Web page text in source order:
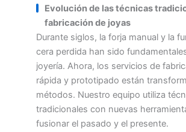
Evolución de las técnicas
fabricación de joyas
Durante siglos, la forja manual y la
cera perdida han sido
joyería. Ahora, los servicios de
rápida y prototipado están
métodos. Nuestro equipo utiliza
tradicionales con nuevas
fusionar el pasado y el presente.